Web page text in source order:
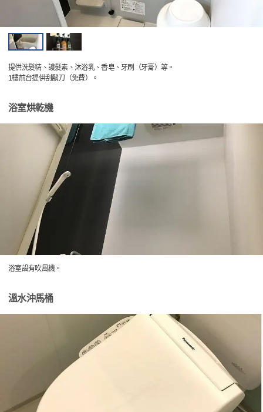
提供洗髮精、護髮素、沐浴乳、香皂、牙刷（牙膏）等。
1樓前台提供刮鬍刀（免費）。
浴室烘乾機
浴室設有吹風機。
溫水沖馬桶